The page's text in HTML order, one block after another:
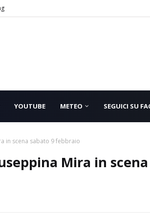
YOUTUBE METEO SEGUICI SU
in scena sabato 9 febbraio
Mira in scena